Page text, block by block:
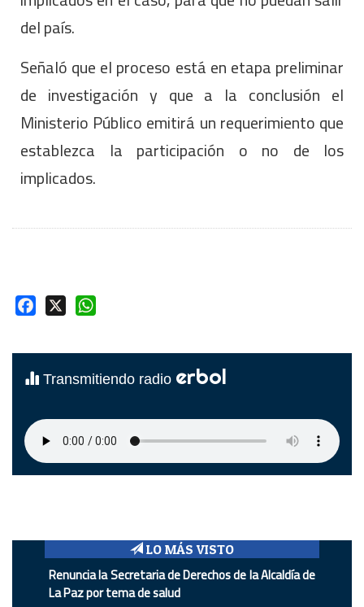
del país.
Señaló que el proceso está en etapa preliminar
de investigación y que a la conclusión el
Ministerio Público emitirá un requerimiento que
establezca la participación o no de los
implicados.
Facebook
Transmitiendo radio erbol
LO MÁS VISTO
Renuncia la Secretaria de Derechos de la Alcaldía de
La Paz por tema de salud